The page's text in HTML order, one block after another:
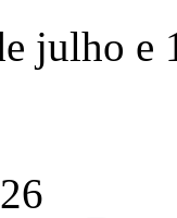
julho e